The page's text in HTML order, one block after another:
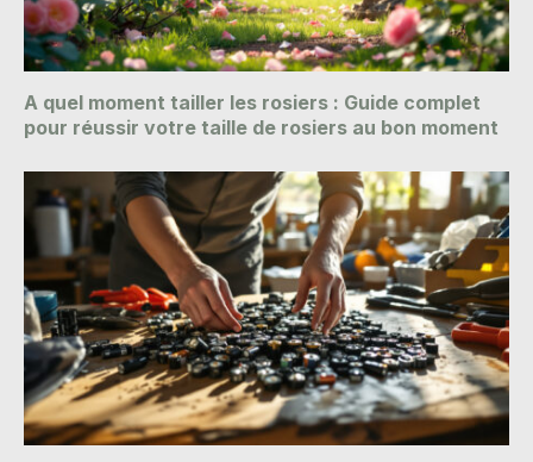
A quel moment tailler les rosiers : Guide complet
pour réussir votre taille de rosiers au bon moment